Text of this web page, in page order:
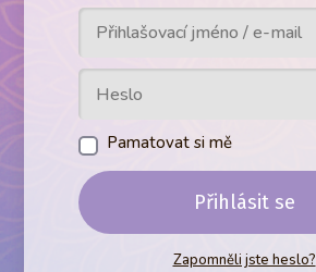
Pamatovat si mě
Přihlásit se
Zapomněli jste heslo?